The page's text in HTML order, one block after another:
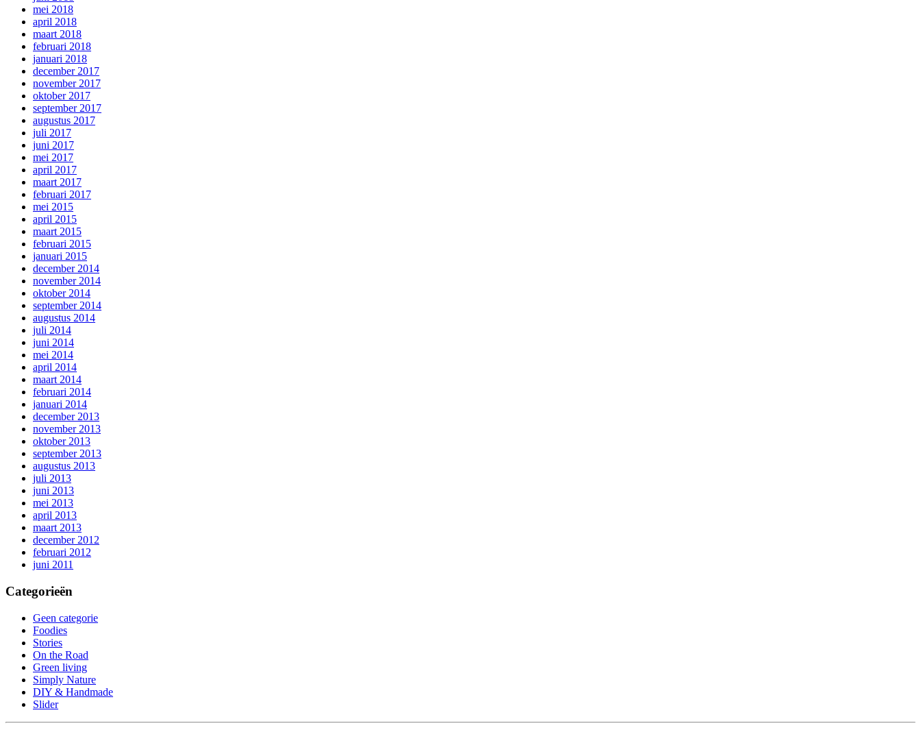
mei 2018
april 2018
maart 2018
februari 2018
januari 2018
december 2017
november 2017
oktober 2017
september 2017
augustus 2017
juli 2017
juni 2017
mei 2017
april 2017
maart 2017
februari 2017
mei 2015
april 2015
maart 2015
februari 2015
januari 2015
december 2014
november 2014
oktober 2014
september 2014
augustus 2014
juli 2014
juni 2014
mei 2014
april 2014
maart 2014
februari 2014
januari 2014
december 2013
november 2013
oktober 2013
september 2013
augustus 2013
juli 2013
juni 2013
mei 2013
april 2013
maart 2013
december 2012
februari 2012
juni 2011
Categorieën
Geen categorie
Foodies
Stories
On the Road
Green living
Simply Nature
DIY & Handmade
Slider